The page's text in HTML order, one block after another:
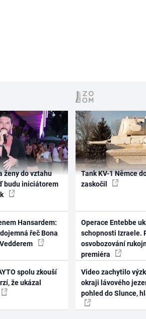
ženy do vztahu
budu iniciátorem
Hansardem:
řeč Bona
spolu zkouší
že ukázal
Tank KV-1 Němce
zaskočil
Operace Entebbe
schopnosti Izraele.
osvobozování
premiéra
Video zachytilo
okraji lávového
pohled do Slunce,